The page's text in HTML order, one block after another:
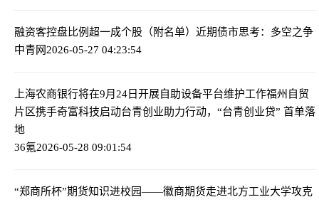
融资客控盘比例超一成个股（附名单） 近期债市思考：多空之争
中青网2026-05-27 04:23:54
上海农商银行将在9月24日开展自助设备平台维护工作福州自贸
片区携手奇富科技启动台青创业助力行动，“台青创业贷” 首单落
地
36氪2026-05-28 09:01:54
“郑商所杯”期货知识进校园——徽商期货走进北方工业大学攻克